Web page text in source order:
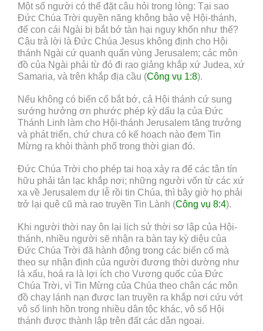
Một số người có thể đặt câu hỏi trong lòng: Tại sao
Đức Chúa Trời quyền năng không bảo vệ Hội-thánh,
để con cái Ngài bị bắt bớ tàn hại nguy khốn như thế?
Câu trả lời là Đức Chúa Jesus không định cho Hội
thánh Ngài cứ quanh quẩn vùng Jerusalem; các môn
đồ của Ngài phải từ đó đi rao giảng khắp xứ Judea, xứ
Samaria, và trên khắp địa cầu (Công vụ 1:8).
Nếu không có biến cố bắt bớ, cả Hội thánh cứ sung
sướng hưởng ơn phước phép kỳ dấu lạ của Đức
Thánh Linh làm cho Hội-thánh Jerusalem tăng trưởng
và phát triển, chứ chưa có kế hoạch nào đem Tin
Mừng ra khỏi thành phố trong thời gian đó.
Đức Chúa Trời cho phép tai hoạ xảy ra để các tân tín
hữu phải tản lạc khắp nơi; những người vốn từ các xứ
xa về Jerusalem dự lễ rồi tin Chúa, thì bây giờ họ phải
trở lại quê cũ mà rao truyền Tin Lành (Công vụ 8:4).
Khi người thời nay ôn lại lịch sử thời sơ lập của Hội-
thánh, nhiều người sẽ nhận ra bàn tay kỳ diệu của
Đức Chúa Trời đã hành động trong các biến cố mà
theo sự nhận định của người đương thời dường như
là xấu, hoá ra là lợi ích cho Vương quốc của Đức
Chúa Trời, vì Tin Mừng của Chúa theo chân các môn
đồ chạy lánh nạn được lan truyền ra khắp nơi cứu vớt
vô số linh hồn trong nhiều dân tộc khác, vô số Hội
thánh được thành lập trên đất các dân ngoại.